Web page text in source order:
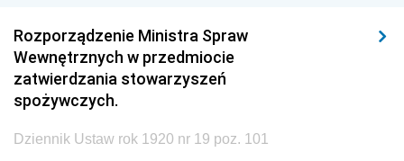
Rozporządzenie Ministra Spraw
Wewnętrznych w przedmiocie
zatwierdzania stowarzyszeń
spożywczych.
Dziennik Ustaw rok 1920 nr 19 poz. 101